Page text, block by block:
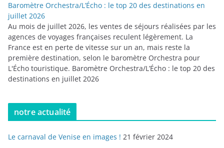
Baromètre Orchestra/L’Écho : le top 20 des destinations en
juillet 2026
Au mois de juillet 2026, les ventes de séjours réalisées par les
agences de voyages françaises reculent légèrement. La
France est en perte de vitesse sur un an, mais reste la
première destination, selon le baromètre Orchestra pour
L'Écho touristique. Baromètre Orchestra/L’Écho : le top 20 des
destinations en juillet 2026
notre actualité
Le carnaval de Venise en images ! 21 février 2024